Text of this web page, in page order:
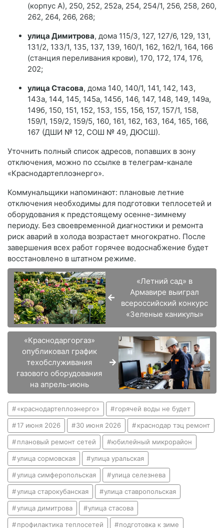
(корпус А), 250, 252, 252а, 254, 254/1, 256, 258, 260,
262, 264, 266, 268;
улица Димитрова, дома 115/3, 127, 127/6, 129, 131,
131/2, 133/1, 135, 137, 139, 160/1, 162, 162/1, 164, 166
(станция переливания крови), 170, 172, 174, 176,
202;
улица Стасова, дома 140, 140/1, 141, 142, 143,
143а, 144, 145, 145а, 145б, 146, 147, 148, 149, 149а,
149б, 150, 151, 152, 153, 155, 156, 157, 157/1, 158,
159/1, 159/2, 159/5, 160, 161, 162, 163, 164, 165, 166,
167 (ДШИ № 12, СОШ № 49, ДЮСШ).
Уточнить полный список адресов, попавших в зону
отключения, можно по ссылке в телеграм-канале
«Краснодартеплоэнерго».
Коммунальщики напоминают: плановые летние
отключения необходимы для подготовки теплосетей и
оборудования к предстоящему осенне-зимнему
периоду. Без своевременной диагностики и ремонта
риск аварий в холода возрастает многократно. После
завершения всех работ горячее водоснабжение будет
восстановлено в штатном режиме.
«Летний сад» в
Армавире выиграл
всероссийский конкурс
«Зеленые каникулы»
«Краснодаргоргаз»
опубликовал график
техобслуживания
газового оборудования
на апрель-июнь
«краснодартеплоэнерго» горячей воды не будет
17 июня 2026 30 июня 2026 краснодар тэц ремонт
плановый ремонт сетей юбилейный микрорайон
улица сормовская улица уральская
улица симферопольская улица селезнева
улица старокубанская улица ставропольская
улица димитрова улица стасова
профилактика теплосетей подготовка к зиме